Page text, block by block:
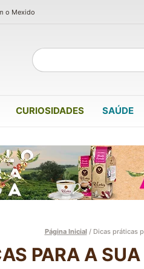
o Mexido
CURIOSIDADES SAÚDE
Página Inicial/ Dicas práticas
PARA A